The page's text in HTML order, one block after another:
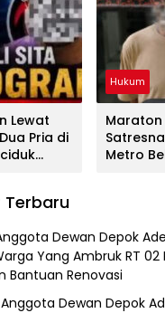
Lewat
Pria di
Hukum
Maraton
Metro
Terbaru
Dewan Depok
Yang Ambruk RT 02
Bantuan Renovasi
Anggota Dewan Depok